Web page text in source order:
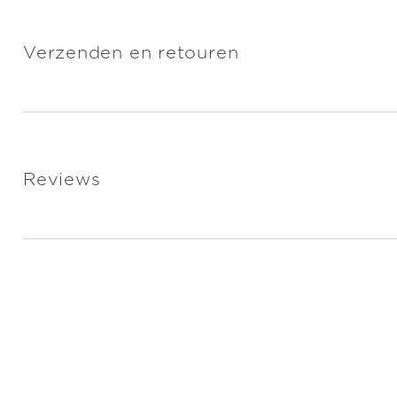
Verzenden en retouren
Reviews